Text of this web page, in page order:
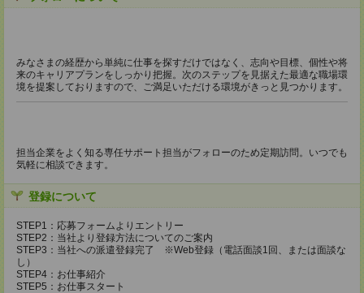
みなさまの経歴から単純に仕事を探すだけではなく、志向や目標、個性や将
来のキャリアプランをしっかり把握。次のステップを見据えた最適な職場環
境を提案しておりますので、ご満足いただける環境がきっと見つかります。
担当企業をよく知る専任サポート担当がフォローのため定期訪問。いつでも
気軽に相談できます。
登録について
STEP1：応募フォームよりエントリー
STEP2：当社より登録方法についてのご案内
STEP3：当社への派遣登録完了 ※Web登録（電話面談1回、または面談な
し）
STEP4：お仕事紹介
STEP5：お仕事スタート